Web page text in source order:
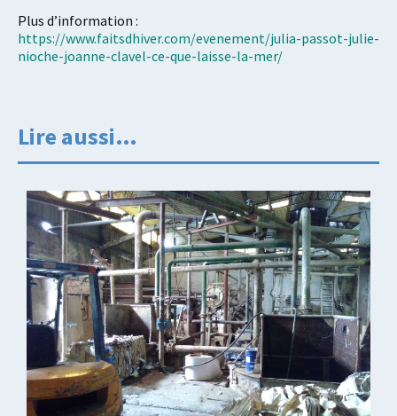
Plus d’information :
https://www.faitsdhiver.com/evenement/julia-passot-julie-
nioche-joanne-clavel-ce-que-laisse-la-mer/
Lire aussi…